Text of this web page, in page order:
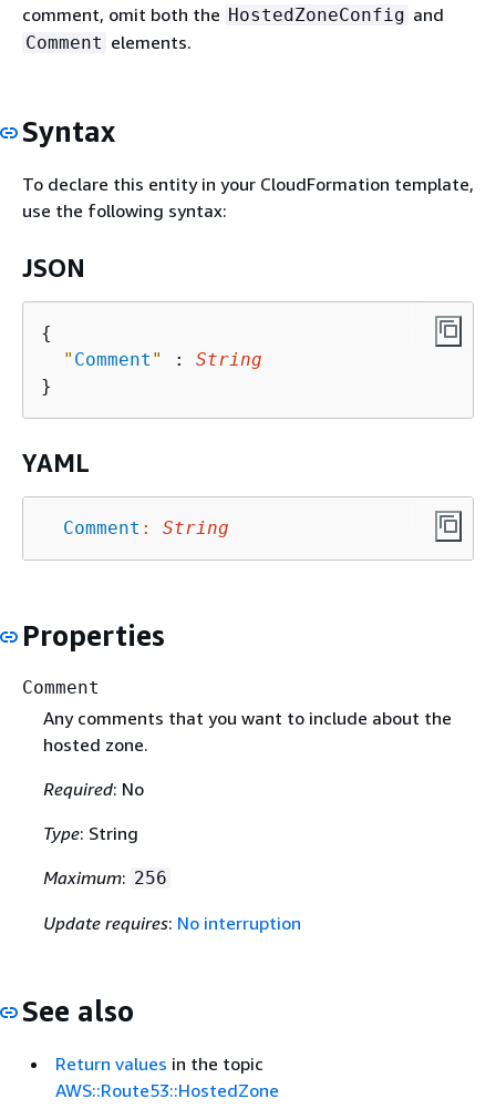
comment, omit both the HostedZoneConfig and
Comment elements.
Syntax
To declare this entity in your CloudFormation template,
use the following syntax:
JSON
{
" Comment " : String
YAML
Comment : String
Properties
Comment
Any comments that you want to include about the
hosted zone.
Required: No
Type: String
Maximum: 256
Update requires: No interruption
See also
Return values in the topic
AWS::Route53::HostedZone